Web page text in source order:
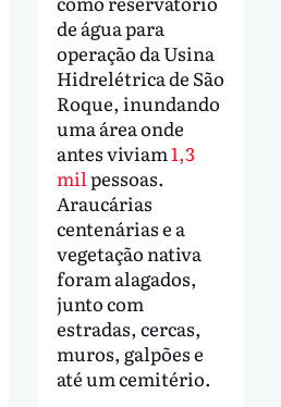
de água para
operação da Usina
Hidrelétrica de São
Roque, inundando
uma área onde
antes viviam1,3
milpessoas.
Araucárias
centenárias e a
vegetação nativa
foram alagados,
junto com
estradas, cercas,
muros, galpões e
até um cemitério.